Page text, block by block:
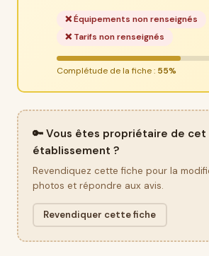
❌ Équipements non renseignés
❌ Tarifs non renseignés
Complétude de la fiche : 55%
🔑 Vous êtes propriétaire de cet
établissement ?
Revendiquez cette fiche pour la
photos et répondre aux avis.
Revendiquer cette fiche